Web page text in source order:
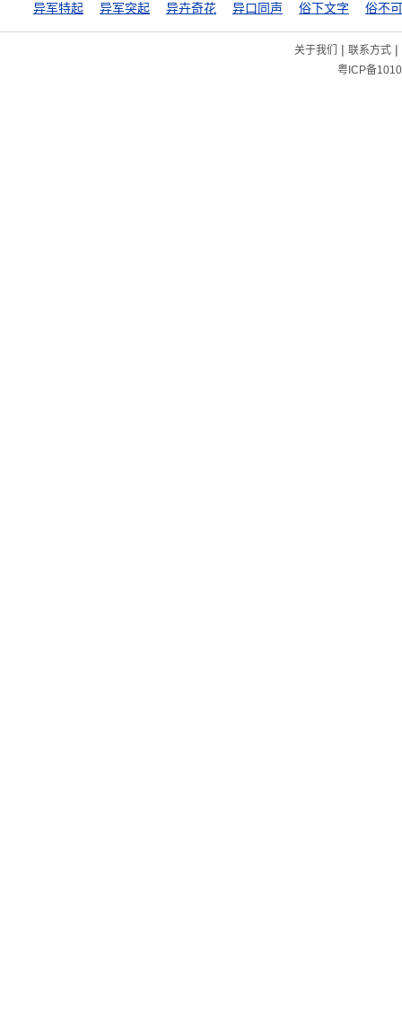
异军特起
异军突起 异卉奇花 异口同声 俗下文字 俗不
关于我们 | 联系方式|
粤ICP备